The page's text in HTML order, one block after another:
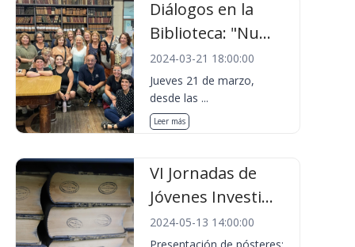
Diálogos en la
Biblioteca: "Nu...
2024-03-21 18:00:00
Jueves 21 de marzo,
desde las ...
Leer más
VI Jornadas de
Jóvenes Investi...
2024-05-13 14:00:00